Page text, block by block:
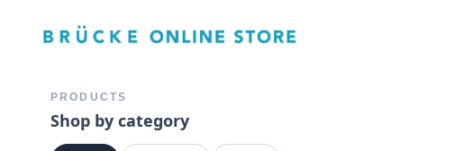
PRODUCTS
Shop by category